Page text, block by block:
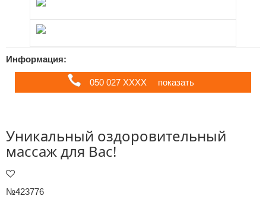
Информация:
050 027 ХХХХ показать
Уникальный оздоровительный
массаж для Вас!
№423776